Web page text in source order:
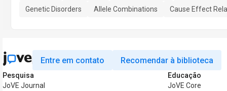
Genetic Disorders
Allele Combinations Cause Effect
Entre em contato Recomendar à biblioteca
Pesquisa
JoVE Journal
Educação
JoVE Core